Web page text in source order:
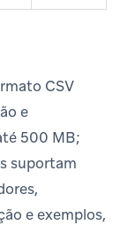
CSV
e
500 MB;
suportam
e exemplos,